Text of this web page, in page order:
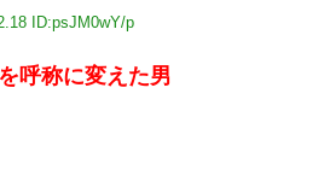
ID:psJM0wY/p
呼称に変えた男